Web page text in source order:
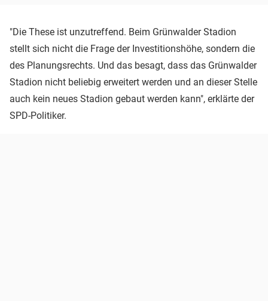
"Die These ist unzutreffend. Beim Grünwalder Stadion
stellt sich nicht die Frage der Investitionshöhe, sondern die
des Planungsrechts. Und das besagt, dass das Grünwalder
Stadion nicht beliebig erweitert werden und an dieser Stelle
auch kein neues Stadion gebaut werden kann", erklärte der
SPD-Politiker.